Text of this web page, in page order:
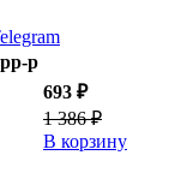
р-р
693 ₽
1 386 ₽
В корзину